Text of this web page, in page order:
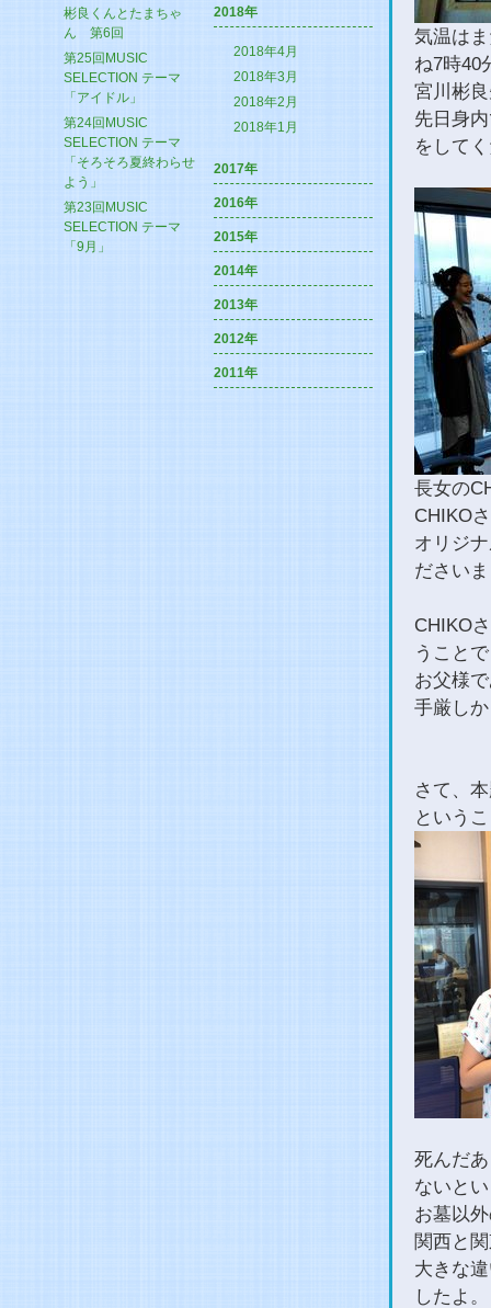
彬良くんとたまちゃ
ん 第6回
第25回MUSIC
SELECTION テーマ
「アイドル」
第24回MUSIC
SELECTION テーマ
「そろそろ夏終わらせ
よう」
第23回MUSIC
SELECTION テーマ
「9月」
2018年
2018年4月
2018年3月
2018年2月
2018年1月
2017年
2016年
2015年
2014年
2013年
2012年
2011年
気温は
ね7時40
宮川彬
先日身
をして
長女の
CHIKO
オリジ
ださい
CHIKO
うことで
お父様
手厳し
さて、
という
死んだ
ないと
お墓以
関西と
大きな
したよ。